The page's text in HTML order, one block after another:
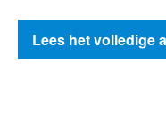
Lees het volledige